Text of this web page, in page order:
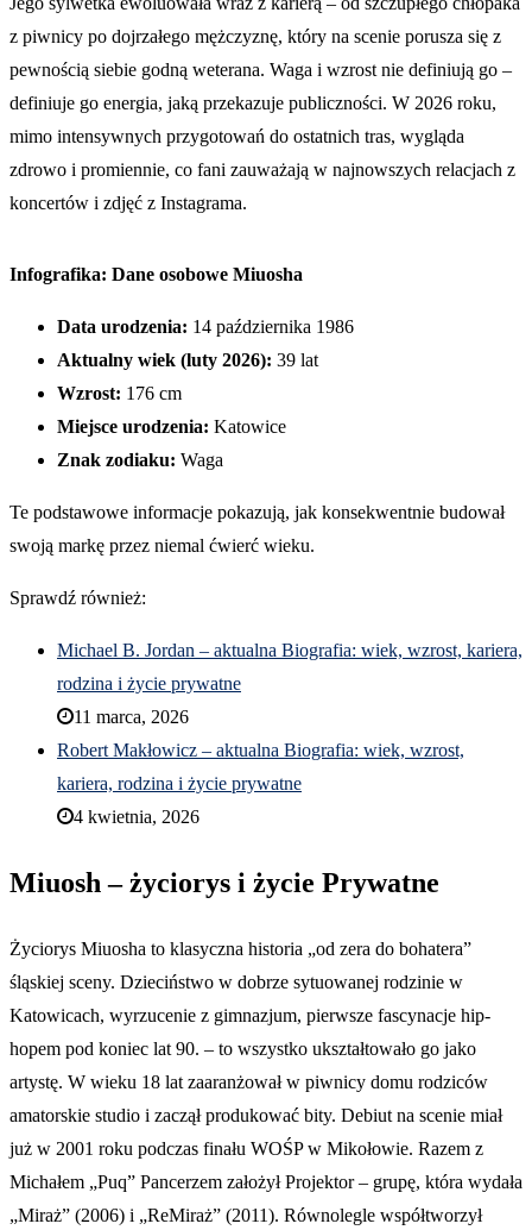
z piwnicy po dojrzałego mężczyznę, który na scenie porusza się z
pewnością siebie godną weterana. Waga i wzrost nie definiują go –
definiuje go energia, jaką przekazuje publiczności. W 2026 roku,
mimo intensywnych przygotowań do ostatnich tras, wygląda
zdrowo i promiennie, co fani zauważają w najnowszych relacjach z
koncertów i zdjęć z Instagrama.
Infografika: Dane osobowe Miuosha
Data urodzenia: 14 października 1986
Aktualny wiek (luty 2026): 39 lat
Wzrost: 176 cm
Miejsce urodzenia: Katowice
Znak zodiaku: Waga
Te podstawowe informacje pokazują, jak konsekwentnie budował
swoją markę przez niemal ćwierć wieku.
Sprawdź również:
Michael B. Jordan – aktualna Biografia: wiek, wzrost, kariera,
rodzina i życie prywatne
11 marca, 2026
Robert Makłowicz – aktualna Biografia: wiek, wzrost,
kariera, rodzina i życie prywatne
4 kwietnia, 2026
Miuosh – życiorys i życie Prywatne
Życiorys Miuosha to klasyczna historia „od zera do bohatera”
śląskiej sceny. Dzieciństwo w dobrze sytuowanej rodzinie w
Katowicach, wyrzucenie z gimnazjum, pierwsze fascynacje hip-
hopem pod koniec lat 90. – to wszystko ukształtowało go jako
artystę. W wieku 18 lat zaaranżował w piwnicy domu rodziców
amatorskie studio i zaczął produkować bity. Debiut na scenie miał
już w 2001 roku podczas finału WOŚP w Mikołowie. Razem z
Michałem „Puq” Pancerzem założył Projektor – grupę, która wydała
„Miraż” (2006) i „ReMiraż” (2011). Równolegle współtworzył